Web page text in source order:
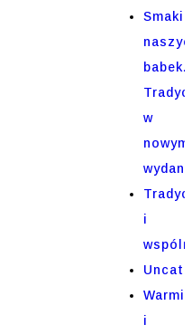
Smaki
babek.
w
nowym
i
Warmia
i